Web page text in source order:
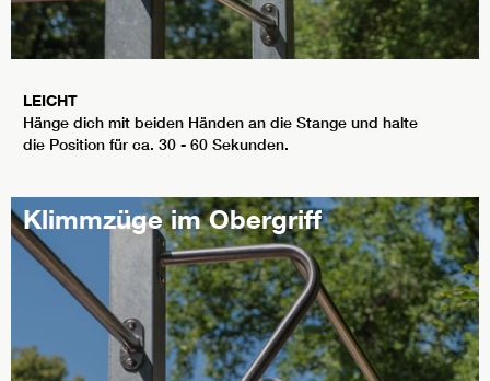
LEICHT
Hänge dich mit beiden Händen an die Stange und halte
die Position für ca. 30 - 60 Sekunden.
Klimmzüge im Obergriff